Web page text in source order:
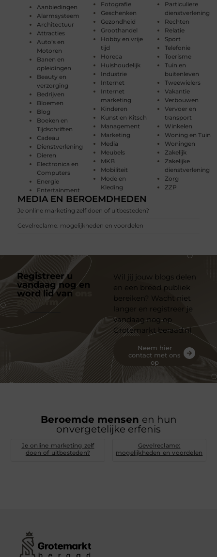
Aanbiedingen
Alarmsysteem
Architectuur
Attracties
Auto’s en
Motoren
Banen en
opleidingen
Beauty en
verzorging
Bedrijven
Bloemen
Blog
Boeken en
Tijdschriften
Cadeau
Dienstverlening
Dieren
Electronica en
Computers
Energie
Entertainment
Fotografie
Geschenken
Gezondheid
Groothandel
Hobby en vrije
tijd
Horeca
Huishoudelijk
Industrie
Internet
Internet
marketing
Kinderen
Kunst en Kitsch
Management
Marketing
Media
Meubels
MKB
Mobiliteit
Mode en
Kleding
Particuliere
dienstverlening
Rechten
Relatie
Sport
Telefonie
Toerisme
Tuin en
buitenleven
Tweewielers
Vakantie
Verbouwen
Vervoer en
transport
Winkelen
Woning en Tuin
Woningen
Zakelijk
Zakelijke
dienstverlening
Zorg
ZZP
MEDIA EN BEROEMDHEDEN
Je online marketing zelf doen of uitbesteden?
Gevelreclame: mogelijkheden en voordelen
Registreer u
vandaag nog en
word lid van
platform
Wil jij jouw blogs delen
en een breed publiek
bereiken? Wacht niet
langer en registreer je
vandaag nog op
Grotemarkt beraad.nl
Neem hier
contact met ons
op
Beroemde mensen en hun
onvergetelijke erfenis
Je online marketing zelf
doen of uitbesteden?
Gevelreclame:
mogelijkheden en voordelen